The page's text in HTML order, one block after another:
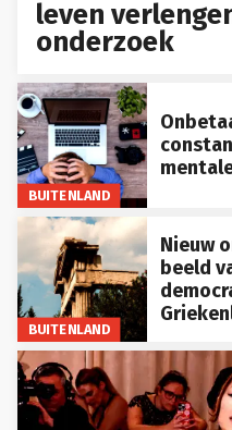
leven
onderzoek
BUITENLAND
BUITENLAND
Nieuw
beeld